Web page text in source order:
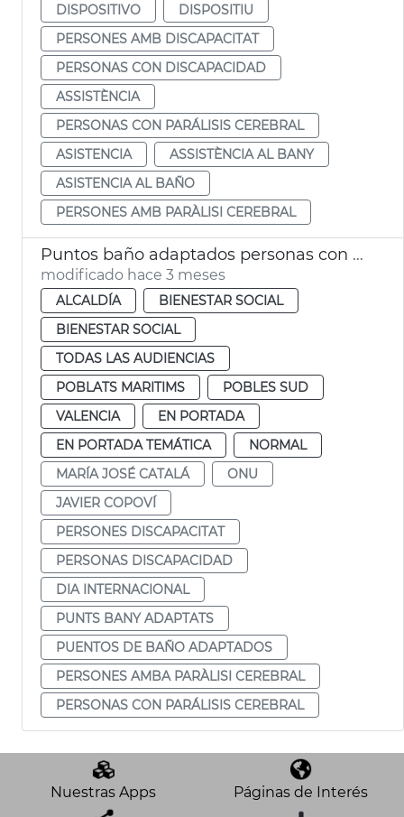
DISPOSITIVO
DISPOSITIU
PERSONES AMB DISCAPACITAT
PERSONAS CON DISCAPACIDAD
ASSISTÈNCIA
PERSONAS CON PARÁLISIS CEREBRAL
ASISTENCIA
ASSISTÈNCIA AL BANY
ASISTENCIA AL BAÑO
PERSONES AMB PARÀLISI CEREBRAL
Puntos baño adaptados personas con parálisis cerebral València
modificado hace 3 meses
ALCALDÍA
BIENESTAR SOCIAL
BIENESTAR SOCIAL
TODAS LAS AUDIENCIAS
POBLATS MARITIMS
POBLES SUD
VALENCIA
EN PORTADA
EN PORTADA TEMÁTICA
NORMAL
MARÍA JOSÉ CATALÁ
ONU
JAVIER COPOVÍ
PERSONES DISCAPACITAT
PERSONAS DISCAPACIDAD
DIA INTERNACIONAL
PUNTS BANY ADAPTATS
PUENTOS DE BAÑO ADAPTADOS
PERSONES AMBA PARÀLISI CEREBRAL
PERSONAS CON PARÁLISIS CEREBRAL
Nuestras Apps Páginas de Interés